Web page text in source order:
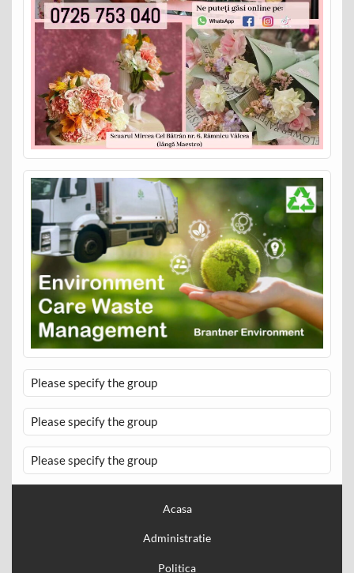
Please specify the group
Please specify the group
Please specify the group
Acasa
Administratie
Politica